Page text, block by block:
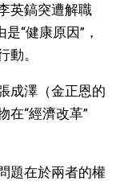
英鎬突遭解職
“健康原因”，
動。
成澤（金正恩的
在“經濟改革”
題在於兩者的權